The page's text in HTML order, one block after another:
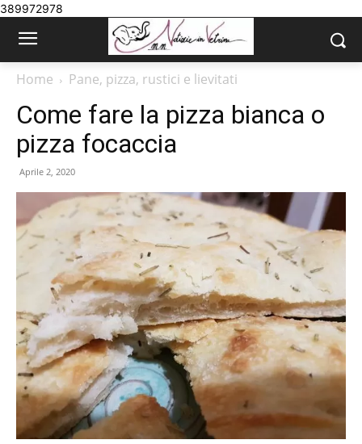
389972978
Home Pane, pizza, rustici e lievitati
Come fare la pizza bianca o
pizza focaccia
Aprile 2, 2020